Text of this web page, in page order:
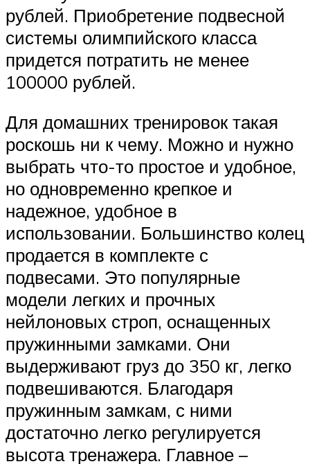
рублей. Приобретение подвесной
системы олимпийского класса
придется потратить не менее
100000 рублей.
Для домашних тренировок такая
роскошь ни к чему. Можно и нужно
выбрать что-то простое и удобное,
но одновременно крепкое и
надежное, удобное в
использовании. Большинство колец
продается в комплекте с
подвесами. Это популярные
модели легких и прочных
нейлоновых строп, оснащенных
пружинными замками. Они
выдерживают груз до 350 кг, легко
подвешиваются. Благодаря
пружинным замкам, с ними
достаточно легко регулируется
высота тренажера. Главное –